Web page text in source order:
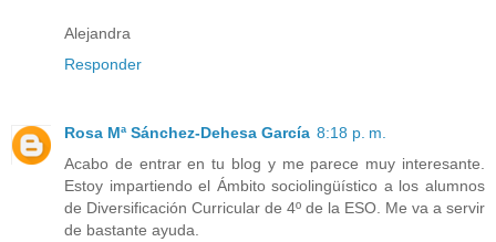
Alejandra
Responder
Rosa Mª Sánchez-Dehesa García 8:18 p. m.
Acabo de entrar en tu blog y me parece muy interesante.
Estoy impartiendo el Ámbito sociolingüístico a los alumnos
de Diversificación Curricular de 4º de la ESO. Me va a servir
de bastante ayuda.